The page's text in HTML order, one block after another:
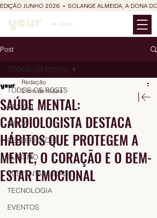
EDIÇÃO JUNHO 2026  •  SOLANGE ALMEIDA, A DONA
Post
TODOS OS POSTS
DESIGN
MODA
CELEBRIDADES
TURISMO
SUSTENTABILIDADE
TECNOLOGIA
EVENTOS
TODOS OS POSTS
SAÚDE MENTAL:
CARDIOLOGISTA DESTACA
HÁBITOS QUE PROTEGEM A
MENTE, O CORAÇÃO E O BEM-
ESTAR EMOCIONAL
Redação
2 min de leitura